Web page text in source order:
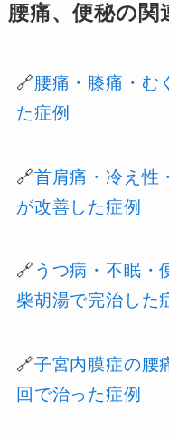
腰痛、便秘の関
🔗腰痛・膝痛・む
た症例
🔗首肩痛・冷え性
が改善した症例
🔗 うつ病・不眠・
柴胡湯で完治した
🔗子宮内膜症の腰
回で治った症例